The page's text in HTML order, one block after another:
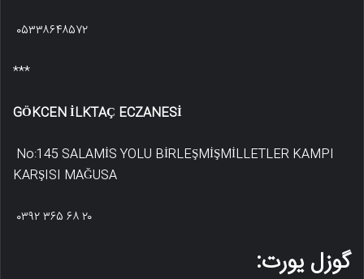
۰۵۳۳۸۶۴۸۵۷۲
***
GÖKCEN İLKTAÇ ECZANESİ
No:145 SALAMİS YOLU BİRLEŞMİŞMİLLETLER KAMPI
KARŞISI MAĞUSA
۰۳۹۲ ۳۶۵ ۶۸ ۲۰
گوزل یورت: